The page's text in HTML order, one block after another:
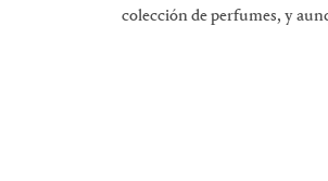
colección de perfumes, y